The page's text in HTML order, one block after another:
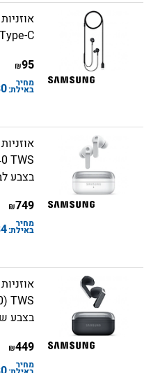
Type-C בצבע שחור
95
₪
מחיר
באילת:
TWS
בצבע
749
₪
מחיר
באילת:
TWS
בצבע
449
₪
מחיר